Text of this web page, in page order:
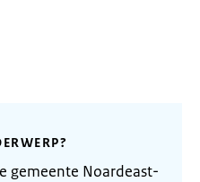
gemeente Noardeast-